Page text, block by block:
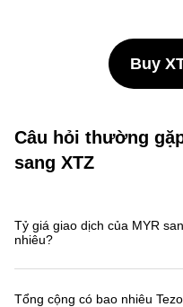
Buy
Câu hỏi thường
sang XTZ
Tỷ giá giao dịch của MYR
nhiêu?
Tổng cộng có bao nhiêu